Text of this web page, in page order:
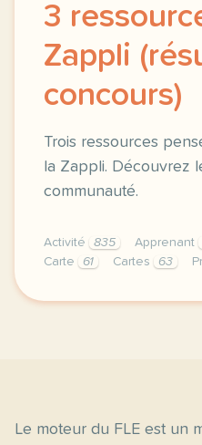
3
Zappli
concours)
Trois ressources
la Zappli. Découvrez
communauté.
Activité 835 Apprenant
Carte
61 Cartes 63
en avril 2024 a l
Le moteur du FLE est un